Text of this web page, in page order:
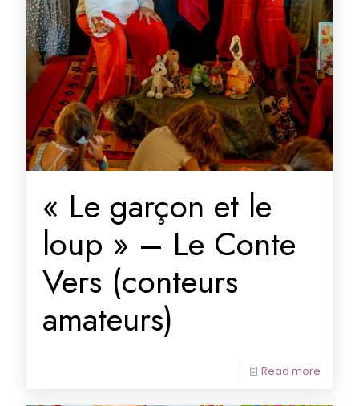
« Le garçon et le
loup » – Le Conte
Vers (conteurs
amateurs)
Read more